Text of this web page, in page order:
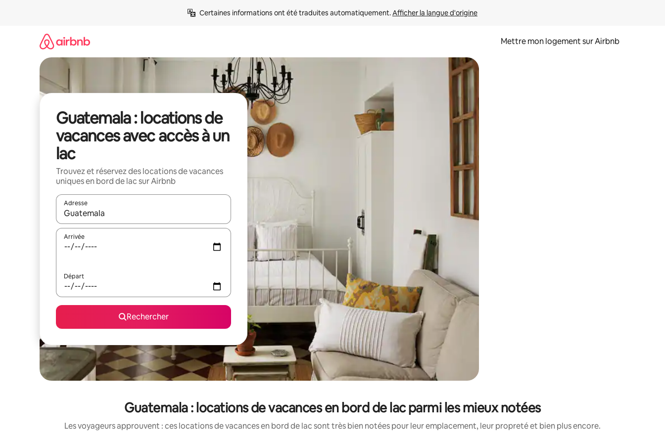
Certaines informations ont été traduites automatiquement. Afficher la langue d'origine
Mettre mon logement sur Airbnb
Guatemala : locations de
vacances avec accès à un
lac
Trouvez et réservez des locations de vacances
uniques en bord de lac sur Airbnb
Adresse
Lorsque les résultats s'affichent, utilisez les flèches vers le haut et vers le bas pour les parcourir ou en appuyant et en faisant glisser.
Arrivée
Départ
Rechercher
Guatemala : locations de vacances en bord de lac parmi les mieux notées
Les voyageurs approuvent : ces locations de vacances en bord de lac sont très bien notées pour leur emplacement, leur propreté et bien plus encore.